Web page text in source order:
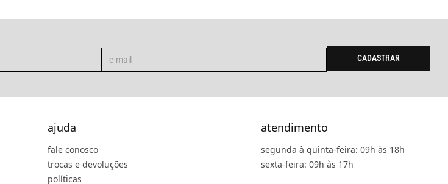
CADASTRAR
ajuda
fale conosco
trocas e devoluções
políticas
atendimento
segunda à quinta-feira: 09h às 18h
sexta-feira: 09h às 17h